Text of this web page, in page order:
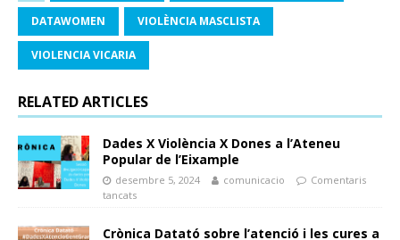
DATAWOMEN VIOLÈNCIA MASCLISTA
VIOLENCIA VICARIA
RELATED ARTICLES
Dades X Violència X Dones a l’Ateneu
Popular de l’Eixample
desembre 5, 2024 comunicacio
Comentaris
tancats
Crònica Datató sobre l’atenció i les cures a